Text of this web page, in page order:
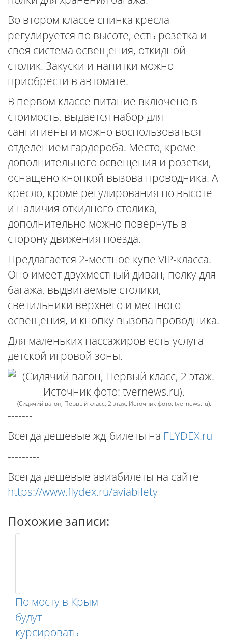
Во втором классе спинка кресла
регулируется по высоте, есть розетка и
своя система освещения, откидной
столик. Закуски и напитки можно
приобрести в автомате.
В первом классе питание включено в
стоимость, выдается набор для
сангигиены и можно воспользоваться
отделением гардероба. Место, кроме
дополнительного освещения и розетки,
оснащено кнопкой вызова проводника. А
кресло, кроме регулирования по высоте
и наличия откидного столика,
дополнительно можно повернуть в
сторону движения поезда.
Предлагается 2-местное купе VIP-класса.
Оно имеет двухместный диван, полку для
багажа, выдвигаемые столики,
светильники верхнего и местного
освещения, и кнопку вызова проводника.
Для маленьких пассажиров есть услуга
детской игровой зоны.
(Сидячий вагон, Первый класс, 2 этаж. Источник фото: tvernews.ru).
-------
Всегда дешевые жд-билеты на FLYDEX.ru
---------
Всегда дешевые авиабилеты на сайте
https://www.flydex.ru/aviabilety
Похожие записи:
По мосту в Крым
будут
курсировать